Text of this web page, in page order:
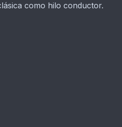
como hilo conductor.